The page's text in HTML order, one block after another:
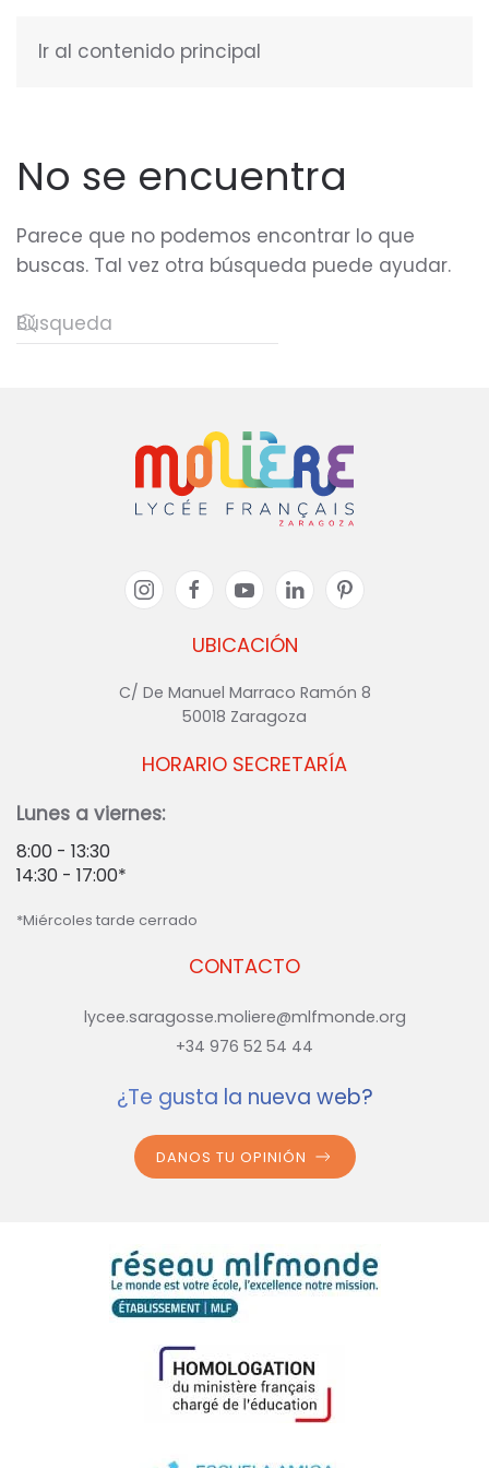
Ir al contenido principal
No se encuentra
Parece que no podemos encontrar lo que
buscas. Tal vez otra búsqueda puede ayudar.
UBICACIÓN
C/ De Manuel Marraco Ramón 8
50018 Zaragoza
CONTACTO
lycee.saragosse.moliere@mlfmonde.org
+34 976 52 54 44
HORARIO SECRETARÍA
Lunes a viernes:
8:00 - 13:30
14:30 - 17:00*
*Miércoles tarde cerrado
¿Te gusta la nueva web?
DANOS TU OPINIÓN